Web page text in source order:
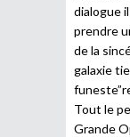
dialogue
prendre
de la
galaxie
Tout le
Grande